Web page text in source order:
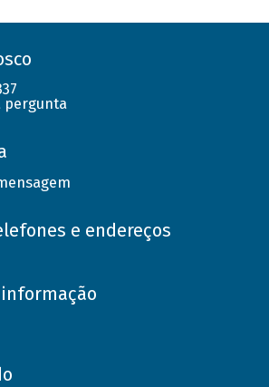
pergunta
e endereços
informação